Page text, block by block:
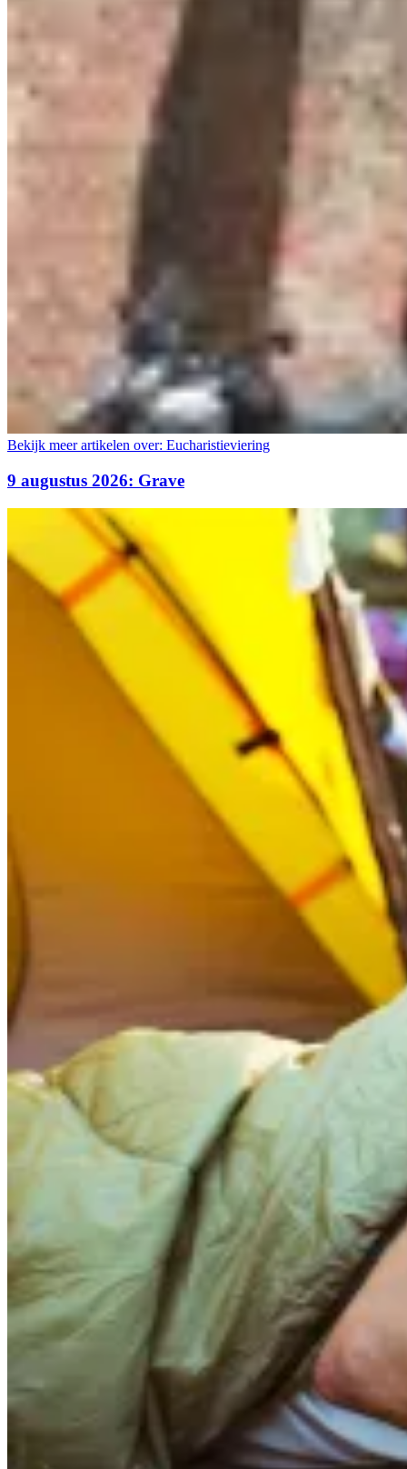
Bekijk meer artikelen over: Eucharistieviering
9 augustus 2026: Grave